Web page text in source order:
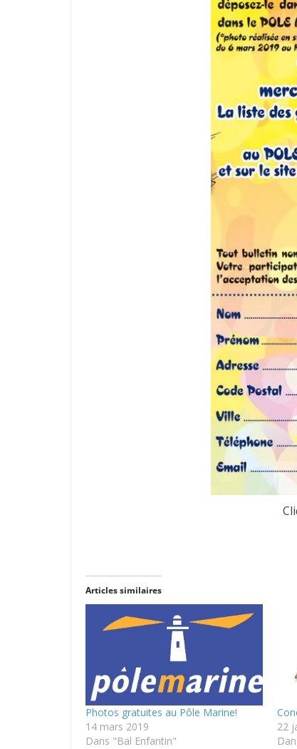
Articles similaires
Photos gratuites au Pôle Marine!
14 mars 2019
Dans "Bal Enfantin"
22